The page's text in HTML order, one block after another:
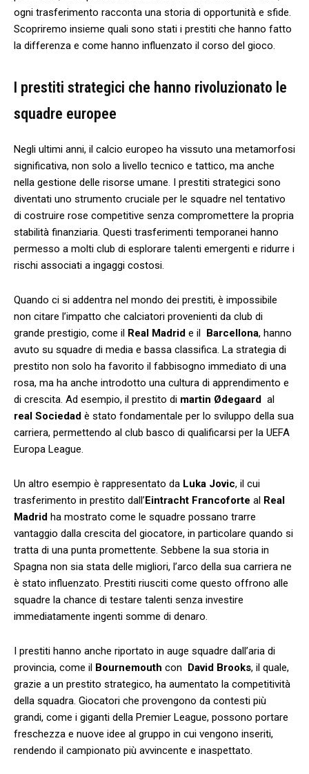
ogni⁤ trasferimento racconta una storia di opportunità e sfide.
Scopriremo insieme quali sono stati i prestiti che ‍hanno fatto
la differenza e come hanno influenzato il corso del‌ gioco.
I ⁢prestiti strategici che‌ hanno rivoluzionato le
squadre ⁣europee
Negli ultimi anni, il ​calcio europeo ⁢ha ‌vissuto una metamorfosi
significativa, ‍non solo a livello tecnico e tattico, ma anche
nella gestione delle risorse ⁣umane. I​ prestiti strategici sono
diventati uno strumento cruciale per le squadre nel tentativo
di costruire rose competitive senza compromettere la propria
stabilità finanziaria. Questi trasferimenti temporanei hanno
permesso‌ a molti club di esplorare talenti emergenti e ridurre i
rischi associati a ingaggi costosi.
Quando ci ‌si addentra nel mondo dei prestiti, è impossibile
non​ citare l’impatto che calciatori provenienti da​ club di
grande‌ prestigio, ‌come⁣ il Real Madrid e il ⁣ Barcellona, hanno
avuto su squadre di media e bassa classifica. ⁤La strategia di
prestito non solo ha favorito il fabbisogno immediato di una
rosa, ma ha‌ anche introdotto una cultura di apprendimento e
di crescita. Ad esempio, il prestito di‌ martin ⁣Ødegaard ⁣ al
real Sociedad è stato fondamentale per lo ⁣sviluppo della sua
carriera, permettendo ​al‌ club basco di qualificarsi per la ⁢UEFA
Europa‌ League.
Un altro esempio è rappresentato da Luka Jovic, il‍ cui
trasferimento in prestito dall’Eintracht Francoforte al Real
Madrid ha mostrato ‍come le squadre possano trarre​
vantaggio dalla crescita del ​giocatore, in particolare quando si
tratta di‌ una punta promettente. Sebbene la⁤ sua⁤ storia in
Spagna non sia stata delle migliori, l’arco⁤ della sua‍ carriera ​ne
è stato influenzato. Prestiti riusciti come questo offrono alle
squadre la chance di testare talenti⁣ senza investire
immediatamente ingenti somme​ di denaro.
I prestiti hanno anche riportato in auge squadre dall’aria di
provincia, ⁣come il Bournemouth con ⁣ David Brooks, il quale,
grazie a ⁤un prestito strategico, ha aumentato ‍la competitività
della squadra. Giocatori che ⁢provengono da contesti più
‌grandi, come i giganti della Premier League, possono portare
freschezza e nuove idee⁣ al gruppo in cui vengono inseriti,
rendendo il campionato più avvincente e‍ inaspettato.